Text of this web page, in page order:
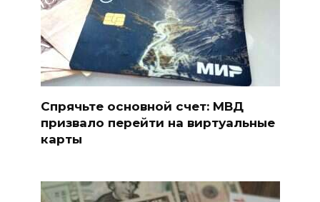
Спрячьте основной счет: МВД
призвало перейти на виртуальные
карты